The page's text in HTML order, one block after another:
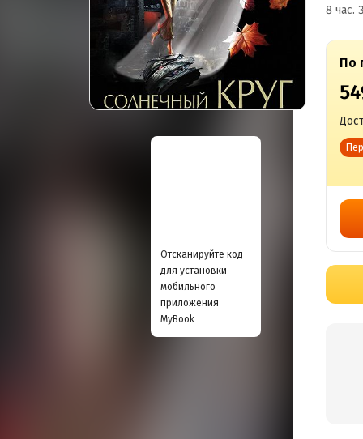
Отсканируйте код
для установки
мобильного
приложения
MyBook
8 час.
По